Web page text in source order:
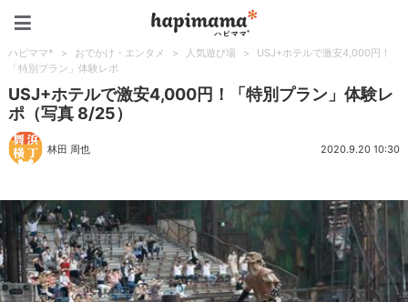
ハピママ* > おでかけ・エンタメ > 人気遊び場 >
USJ+ホテルで激安4,000円！
「特別プラン」体験レポ
USJ+ホテルで激安4,000円！「特別プラン」体験レ
ポ（写真 8/25）
林田 周也 2020.9.20 10:30